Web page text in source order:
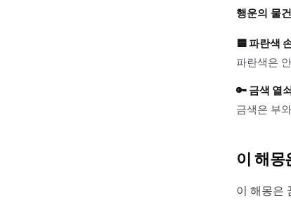
행운의 물건
🟦파란색
파란색은
🔑 금색 열
금색은 부
이 해몽
이 해몽은